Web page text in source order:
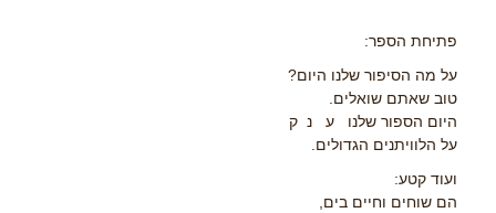
פתיחת הספר:
על מה הסיפור שלנו היום?
טוב שאתם שואלים.
היום הספור שלנו ע נ ק
על הלוויתנים הגדולים.
ועוד קטע:
הם שוחים וחיים בים,